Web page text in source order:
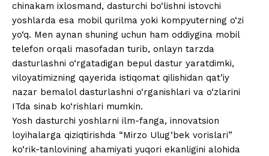
chinakam ixlosmand, dasturchi bo‘lishni istovchi
yoshlarda esa mobil qurilma yoki kompyuterning o‘zi
yo‘q. Men aynan shuning uchun ham oddiygina mobil
telefon orqali masofadan turib, onlayn tarzda
dasturlashni o‘rgatadigan bepul dastur yaratdimki,
viloyatimizning qayerida istiqomat qilishidan qat’iy
nazar bemalol dasturlashni o‘rganishlari va o‘zlarini
ITda sinab ko‘rishlari mumkin.
Yosh dasturchi yoshlarni ilm-fanga, innovatsion
loyihalarga qiziqtirishda “Mirzo Ulug‘bek vorislari”
ko‘rik-tanlovining ahamiyati yuqori ekanligini alohida